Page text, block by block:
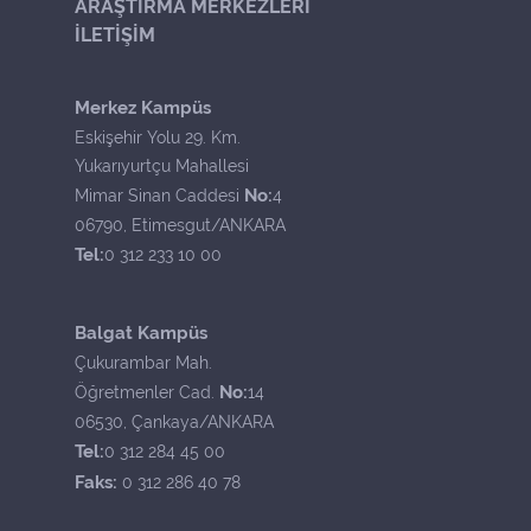
ARAŞTIRMA MERKEZLERİ
İLETİŞİM
Merkez Kampüs
Eskişehir Yolu 29. Km.
Yukarıyurtçu Mahallesi
Mimar Sinan Caddesi No:4
06790, Etimesgut/ANKARA
Tel:0 312 233 10 00
Balgat Kampüs
Çukurambar Mah.
Öğretmenler Cad. No:14
06530, Çankaya/ANKARA
Tel:0 312 284 45 00
Faks: 0 312 286 40 78